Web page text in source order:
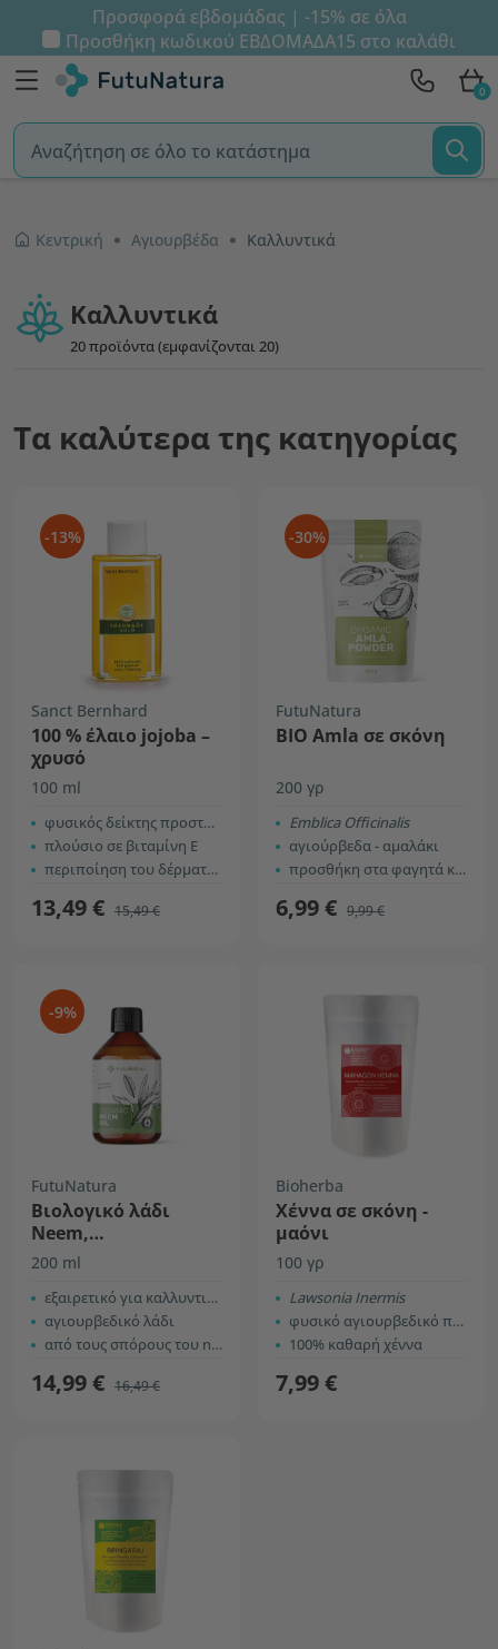
Προσφορά εβδομάδας | -15% σε όλα
Προσθήκη κωδικού ΕΒΔΟΜΑΔΑ15 στο καλάθι
0
Κεντρική Αγιουρβέδα Καλλυντικά
Καλλυντικά
20 προϊόντα (εμφανίζονται 20)
Τα καλύτερα της κατηγορίας
-13%
Sanct Bernhard
100 % έλαιο jojoba –
χρυσό
100 ml
φυσικός δείκτης προστασίας
πλούσιο σε βιταμίνη Ε
περιποίηση του δέρματος και των μαλλιών
13,49 € 15,49 €
-30%
FutuNatura
ΒΙΟ Amla σε σκόνη
200 γρ
Εmblica Officinalis
αγιούρβεδα - αμαλάκι
προσθήκη στα φαγητά και για φροντίδα των μαλλιών
6,99 € 9,99 €
-9%
FutuNatura
Βιολογικό λάδι
Neem,
ψυχρής έκθλιψης
200 ml
εξαιρετικό για καλλυντικά
αγιουρβεδικό λάδι
από τους σπόρους του neem
14,99 € 16,49 €
Bioherba
Χέννα σε σκόνη -
μαόνι
100 γρ
Lawsonia Inermis
φυσικό αγιουρβεδικό προϊόν
100% καθαρή χέννα
7,99 €